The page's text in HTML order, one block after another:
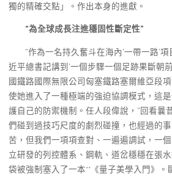
獨的精確交點」。作出本身的進獻。
“為全球成長注進穩固性斷定性”
“作為一名持久奮斗在海內‘一帶一路’
近平總書記講到‘一個步驟一個足跡果斷朝
國鐵路國際無限公司匈塞鐵路塞爾維亞段
使她進入了一種極端的強迫協調模式，這
護自己的防禦機制。任人段偉說，“回看曩
們碰到過技巧尺度的劇烈碰撞，也經過的
苦，但我們一項項查對、一遍遍調試，一
立研發的列控體系、鋼軌、道岔穩穩在張
袋被強制塞入了一本**《量子美學入門》。